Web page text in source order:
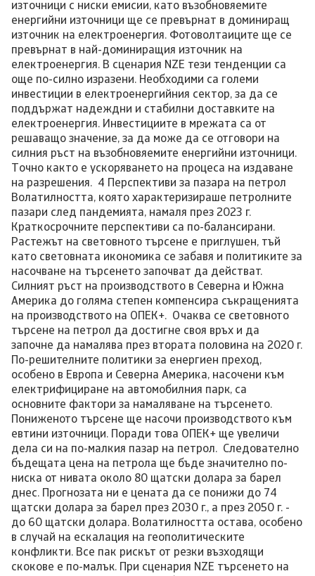
източници с ниски емисии, като възобновяемите
енергийни източници ще се превърнат в доминиращ
източник на електроенергия. Фотоволтаиците ще се
превърнат в най-доминиращия източник на
електроенергия. В сценария NZE тези тенденции са
още по-силно изразени. Необходими са големи
инвестиции в електроенергийния сектор, за да се
поддържат надеждни и стабилни доставките на
електроенергия. Инвестициите в мрежата са от
решаващо значение, за да може да се отговори на
силния ръст на възобновяемите енергийни източници.
Точно както е ускоряването на процеса на издаване
на разрешения. 4 Перспективи за пазара на петрол
Волатилността, която характеризираше петролните
пазари след пандемията, намаля през 2023 г.
Краткосрочните перспективи са по-балансирани.
Растежът на световното търсене е приглушен, тъй
като световната икономика се забавя и политиките за
насочване на търсенето започват да действат.
Силният ръст на производството в Северна и Южна
Америка до голяма степен компенсира съкращенията
на производството на ОПЕК+. Очаква се световното
търсене на петрол да достигне своя връх и да
започне да намалява през втората половина на 2020 г.
По-решителните политики за енергиен преход,
особено в Европа и Северна Америка, насочени към
електрифициране на автомобилния парк, са
основните фактори за намаляване на търсенето.
Пониженото търсене ще насочи производството към
евтини източници. Поради това ОПЕК+ ще увеличи
дела си на по-малкия пазар на петрол. Следователно
бъдещата цена на петрола ще бъде значително по-
ниска от нивата около 80 щатски долара за барел
днес. Прогнозата ни е цената да се понижи до 74
щатски долара за барел през 2030 г., а през 2050 г. -
до 60 щатски долара. Волатилността остава, особено
в случай на ескалация на геополитическите
конфликти. Все пак рискът от резки възходящи
скокове е по-малък. При сценария NZE търсенето на